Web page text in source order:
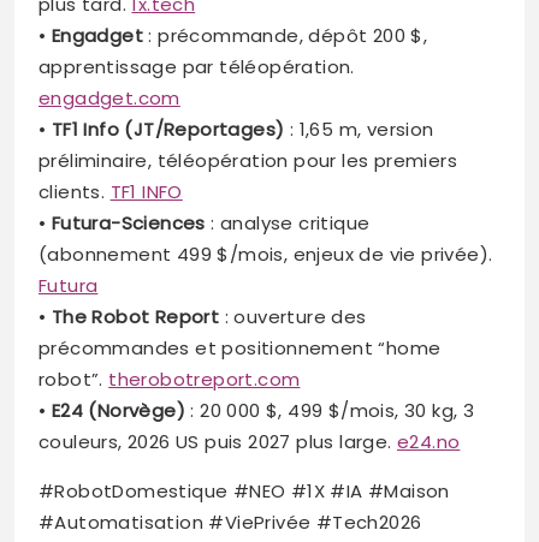
• Engadget: précommande, dépôt 200 $,
apprentissage par téléopération.
engadget.com
• TF1 Info (JT/Reportages) : 1,65 m, version
préliminaire, téléopération pour les premiers
clients. TF1 INFO
• Futura-Sciences : analyse critique
(abonnement 499 $/mois, enjeux de vie privée).
Futura
• The Robot Report : ouverture des
précommandes et positionnement “home
robot”. therobotreport.com
• E24 (Norvège) : 20 000 $, 499 $/mois, 30 kg, 3
couleurs, 2026 US puis 2027 plus large. e24.no
#RobotDomestique #NEO #1X #IA #Maison
#Automatisation #ViePrivée #Tech2026